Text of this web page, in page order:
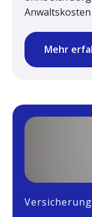
Mehr
Versicherung